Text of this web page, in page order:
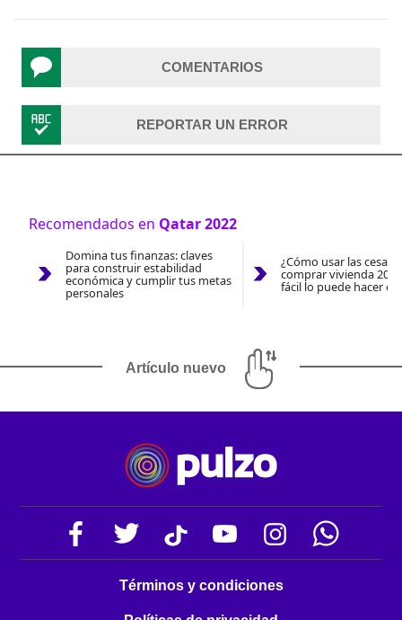
COMENTARIOS
REPORTAR UN ERROR
Recomendados en Qatar 2022
Domina tus finanzas: claves
para construir estabilidad
económica y cumplir tus metas
personales
¿Cómo usar las
comprar vivienda
fácil lo puede hacer
Artículo nuevo
Términos y condiciones